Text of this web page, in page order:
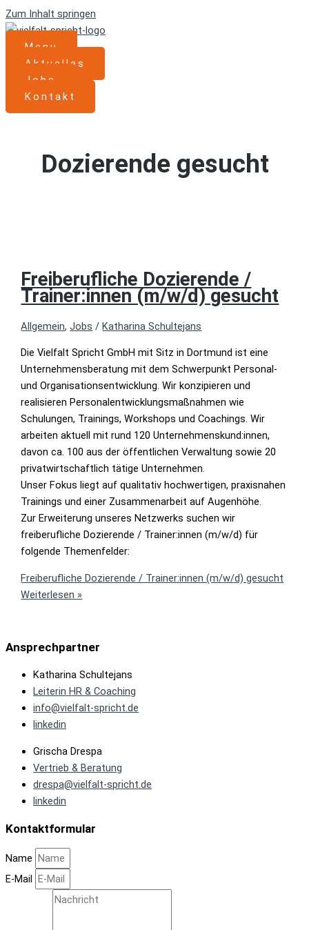
Zum Inhalt springen
Menu
Aktuelles
Jobs
Kontakt
Dozierende gesucht
Freiberufliche Dozierende /
Trainer:innen (m/w/d) gesucht
Allgemein,Jobs / Katharina Schultejans
Die Vielfalt Spricht GmbH mit Sitz in Dortmund ist eine
Unternehmensberatung mit dem Schwerpunkt Personal-
und Organisationsentwicklung. Wir konzipieren und
realisieren Personalentwicklungsmaßnahmen wie
Schulungen, Trainings, Workshops und Coachings. Wir
arbeiten aktuell mit rund 120 Unternehmenskund:innen,
davon ca. 100 aus der öffentlichen Verwaltung sowie 20
privatwirtschaftlich tätige Unternehmen.
Unser Fokus liegt auf qualitativ hochwertigen, praxisnahen
Trainings und einer Zusammenarbeit auf Augenhöhe.
Zur Erweiterung unseres Netzwerks suchen wir
freiberufliche Dozierende / Trainer:innen (m/w/d) für
folgende Themenfelder:
Freiberufliche Dozierende / Trainer:innen (m/w/d) gesucht
Weiterlesen »
Ansprechpartner
Katharina Schultejans
Leiterin HR & Coaching
info@vielfalt-spricht.de
linkedin
Grischa Drespa
Vertrieb & Beratung
drespa@vielfalt-spricht.de
linkedin
Kontaktformular
Name
E-Mail